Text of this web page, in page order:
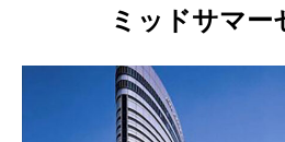
ミッドサマー